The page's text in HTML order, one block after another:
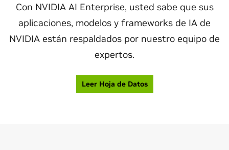
Con NVIDIA AI Enterprise, usted sabe que sus
aplicaciones, modelos y frameworks de IA de
NVIDIA están respaldados por nuestro equipo de
expertos.
Leer Hoja de Datos